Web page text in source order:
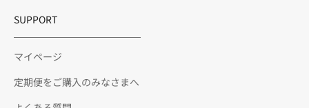
SUPPORT
マイページ
定期便をご購入のみなさまへ